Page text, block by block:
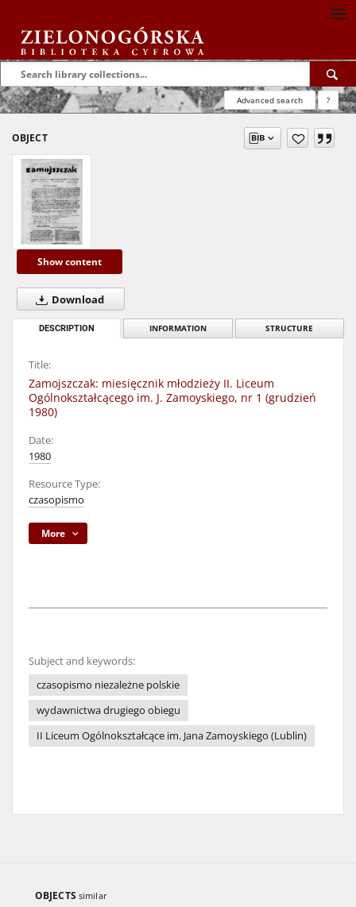
Advanced search ?
OBJECT
Show content
Download
DESCRIPTION INFORMATION STRUCTURE
Title:
Zamojszczak: miesięcznik młodzieży II. Liceum
Ogólnokształcącego im. J. Zamoyskiego, nr 1 (grudzień
1980)
Date:
1980
Resource Type:
czasopismo
More
Subject and keywords:
czasopismo niezależne polskie
wydawnictwa drugiego obiegu
II Liceum Ogólnokształcące im. Jana Zamoyskiego (Lublin)
OBJECTS similar